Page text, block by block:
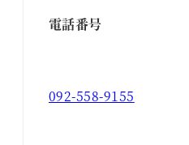
電話番号
092-558-9155